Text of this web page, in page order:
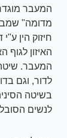
המעבר
מדומה"
חיזוק הין
האיזון
המעבר.
לדור, וגם
בשיטה
לנשים